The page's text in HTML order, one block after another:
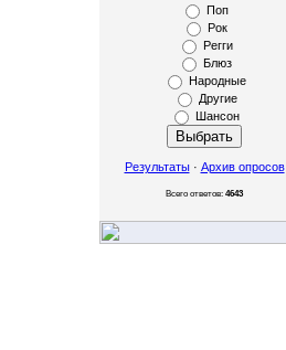
Поп
Рок
Регги
Блюз
Народные
Другие
Шансон
Результаты· Архив опросов
Всего ответов: 4643